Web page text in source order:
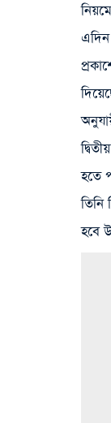
এদিন
হতে
তিনি
হবে